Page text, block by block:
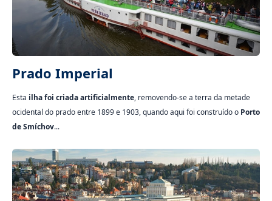
Prado Imperial
Esta ilha foi criada artificialmente, removendo-se a terra da metade
ocidental do prado entre 1899 e 1903, quando aqui foi construído o Porto
de Smíchov...